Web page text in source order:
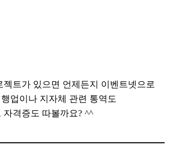
젝트가 있으면 언제든지 이벤트넷으로
업이나 지자체 관련 통역도
자격증도 따볼까요? ^^